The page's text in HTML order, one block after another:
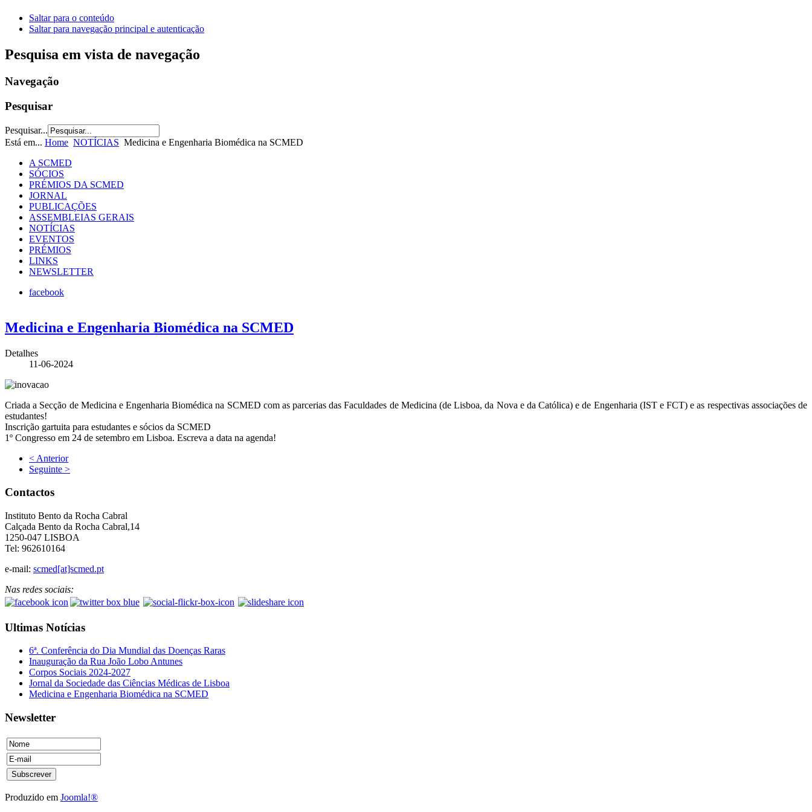
Saltar para o conteúdo
Saltar para navegação principal e autenticação
Pesquisa em vista de navegação
Navegação
Pesquisar
Pesquisar...
Está em... Home NOTÍCIAS Medicina e Engenharia Biomédica na SCMED
A SCMED
SÓCIOS
PRÉMIOS DA SCMED
JORNAL
PUBLICAÇÕES
ASSEMBLEIAS GERAIS
NOTÍCIAS
EVENTOS
PRÉMIOS
LINKS
NEWSLETTER
facebook
Medicina e Engenharia Biomédica na SCMED
Detalhes
11-06-2024
Criada a Secção de Medicina e Engenharia Biomédica na SCMED com as parcerias das Faculdades de Medicina (de Lisboa, da Nova e da Católica) e de Engenharia (IST e FCT) e as respectivas associações de
estudantes!
Inscrição gartuita para estudantes e sócios da SCMED
1º Congresso em 24 de setembro em Lisboa. Escreva a data na agenda!
< Anterior
Seguinte >
Contactos
Instituto Bento da Rocha Cabral
Calçada Bento da Rocha Cabral,14
1250-047 LISBOA
Tel: 962610164
e-mail: scmed[at]scmed.pt
Nas redes sociais:
Ultimas Notícias
6ª. Conferência do Dia Mundial das Doenças Raras
Inauguração da Rua João Lobo Antunes
Corpos Sociais 2024-2027
Jornal da Sociedade das Ciências Médicas de Lisboa
Medicina e Engenharia Biomédica na SCMED
Newsletter
Produzido em Joomla!®